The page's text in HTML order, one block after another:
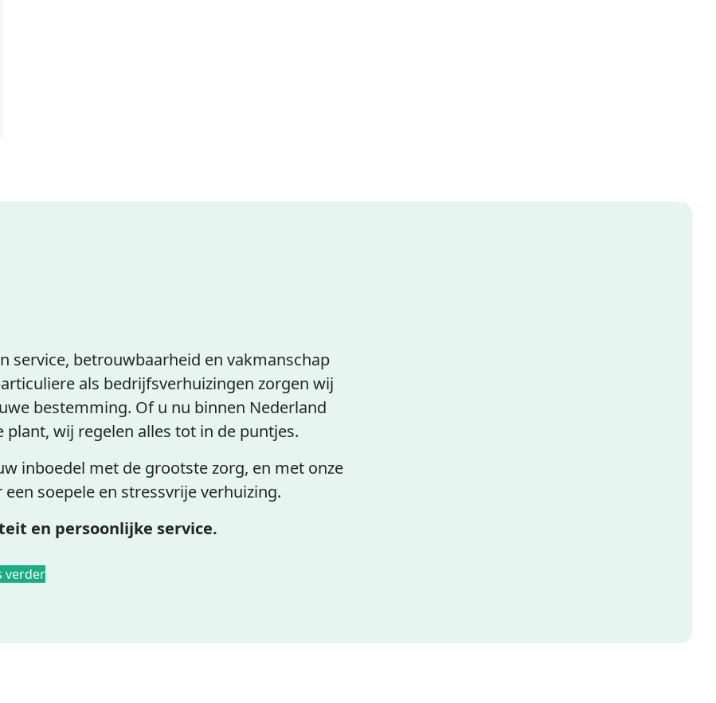
service, betrouwbaarheid en vakmanschap
als bedrijfsverhuizingen zorgen wij
bestemming. Of u nu binnen Nederland
wij regelen alles tot in de puntjes.
inboedel met de grootste zorg, en met onze
soepele en stressvrije verhuizing.
en persoonlijke service.
verder